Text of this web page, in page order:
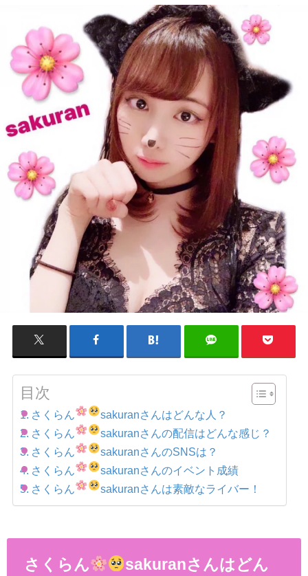
目次
さくらん
sakuranさんはどんな人？
さくらん
sakuranさんの配信はどんな感じ？
さくらん
sakuranさんのSNSは？
さくらん
sakuranさんのイベント成績
さくらん
sakuranさんは素敵なライバー！
さくらん
sakuranさんはどん